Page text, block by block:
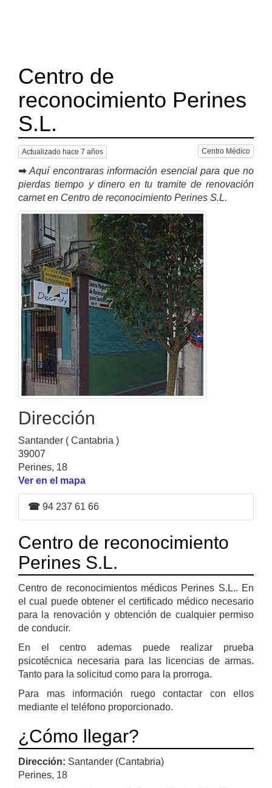
Centro de
reconocimiento Perines
S.L.
Actualizado hace 7 años Centro Médico
➡ Aquí encontraras información esencial para que no
pierdas tiempo y dinero en tu tramite de renovación
carnet en Centro de reconocimiento Perines S.L.
Dirección
Santander ( Cantabria )
39007
Perines, 18
Ver en el mapa
☎ 94 237 61 66
Centro de reconocimiento
Perines S.L.
Centro de reconocimientos médicos Perines S.L.. En
el cual puede obtener el certificado médico necesario
para la renovación y obtención de cualquier permiso
de conducir.
En el centro ademas puede realizar prueba
psicotécnica necesaria para las licencias de armas.
Tanto para la solicitud como para la prorroga.
Para mas información ruego contactar con ellos
mediante el teléfono proporcionado.
¿Cómo llegar?
Dirección: Santander (Cantabria)
Perines, 18